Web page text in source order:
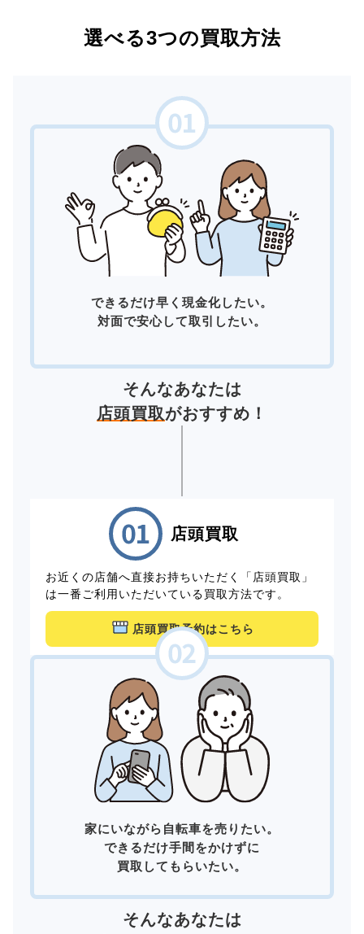
選べる3つの買取方法
できるだけ早く現金化したい。
対面で安心して取引したい。
そんなあなたは
店頭買取がおすすめ！
店頭買取
お近くの店舗へ直接お持ちいただく「店頭買取」
は一番ご利用いただいている買取方法です。
店頭買取予約はこちら
家にいながら自転車を売りたい。
できるだけ手間をかけずに
買取してもらいたい。
そんなあなたは